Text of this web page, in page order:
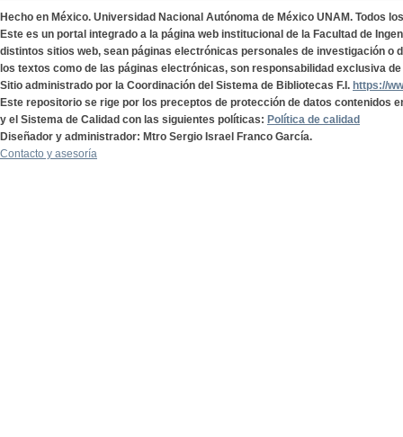
Hecho en México. Universidad Nacional Autónoma de México UNAM. Todos
Este es un portal integrado a la página web institucional de la Facultad de
distintos sitios web, sean páginas electrónicas personales de investigación o
los textos como de las páginas electrónicas, son responsabilidad exclusiva
Sitio administrado por la Coordinación del Sistema de Bibliotecas F.I. https://
Este repositorio se rige por los preceptos de protección de datos contenidos
y el Sistema de Calidad con las siguientes políticas: Política de calidad
Diseñador y administrador: Mtro Sergio Israel Franco García.
Contacto y asesoría